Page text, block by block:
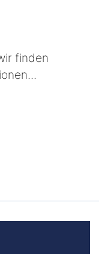
finden